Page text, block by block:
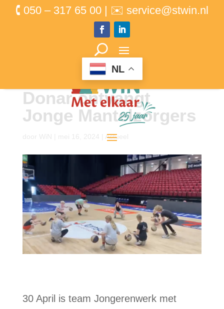
🕻 050 – 317 65 00 | ✉ service@stwin.nl
NL
Donar ontvangt
Jonge Mantelzorgers
Actueel
30 April is team Jongerenwerk met